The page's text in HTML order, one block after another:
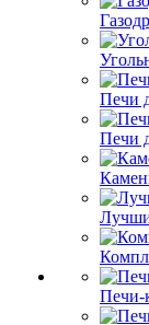
Печи
Печи
Печи-